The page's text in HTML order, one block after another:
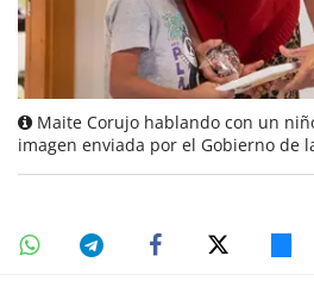
Maite Corujo hablando con un
imagen enviada por el Gobierno de